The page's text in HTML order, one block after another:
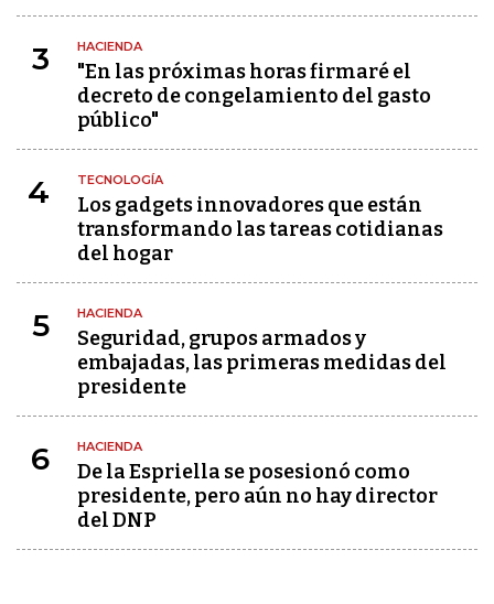
3 HACIENDA
"En las próximas horas firmaré el
decreto de congelamiento del gasto
público"
4 TECNOLOGÍA
Los gadgets innovadores que están
transformando las tareas cotidianas
del hogar
5 HACIENDA
Seguridad, grupos armados y
embajadas, las primeras medidas del
presidente
6 HACIENDA
De la Espriella se posesionó como
presidente, pero aún no hay director
del DNP